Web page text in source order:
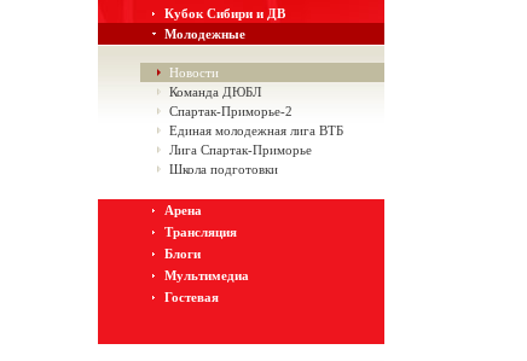
Кубок Сибири и ДВ
Молодежные
Новости
Команда ДЮБЛ
Спартак-Приморье-2
Единая молодежная лига ВТБ
Лига Спартак-Приморье
Школа подготовки
Арена
Трансляция
Блоги
Мультимедиа
Гостевая